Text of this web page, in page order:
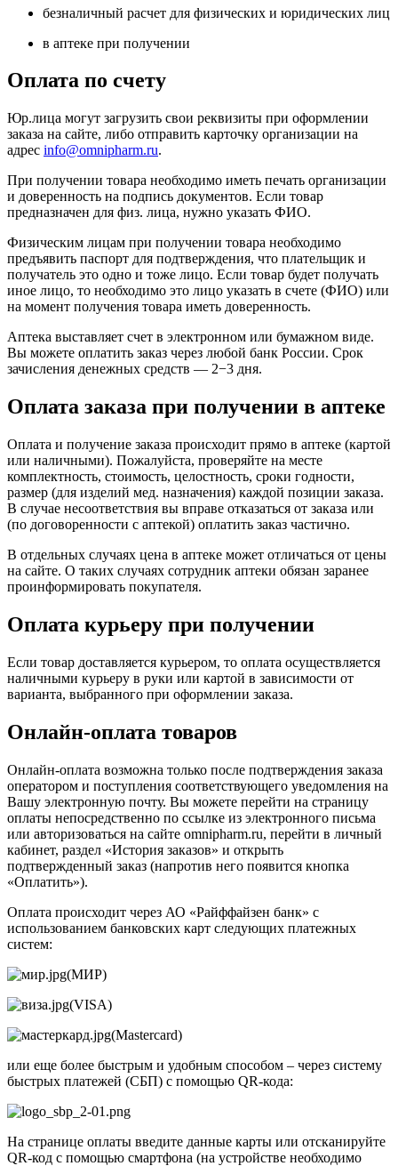
безналичный расчет для физических и юридических лиц
в аптеке при получении
Оплата по счету
Юр.лица могут загрузить свои реквизиты при оформлении
заказа на сайте, либо отправить карточку организации на
адрес info@omnipharm.ru.
При получении товара необходимо иметь печать организации
и доверенность на подпись документов. Если товар
предназначен для физ. лица, нужно указать ФИО.
Физическим лицам при получении товара необходимо
предъявить паспорт для подтверждения, что плательщик и
получатель это одно и тоже лицо. Если товар будет получать
иное лицо, то необходимо это лицо указать в счете (ФИО) или
на момент получения товара иметь доверенность.
Аптека выставляет счет в электронном или бумажном виде.
Вы можете оплатить заказ через любой банк России. Срок
зачисления денежных средств — 2−3 дня.
Оплата заказа при получении в аптеке
Оплата и получение заказа происходит прямо в аптеке (картой
или наличными). Пожалуйста, проверяйте на месте
комплектность, стоимость, целостность, сроки годности,
размер (для изделий мед. назначения) каждой позиции заказа.
В случае несоответствия вы вправе отказаться от заказа или
(по договоренности с аптекой) оплатить заказ частично.
В отдельных случаях цена в аптеке может отличаться от цены
на сайте. О таких случаях сотрудник аптеки обязан заранее
проинформировать покупателя.
Оплата курьеру при получении
Если товар доставляется курьером, то оплата осуществляется
наличными курьеру в руки или картой в зависимости от
варианта, выбранного при оформлении заказа.
Онлайн-оплата товаров
Онлайн-оплата возможна только после подтверждения заказа
оператором и поступления соответствующего уведомления на
Вашу электронную почту. Вы можете перейти на страницу
оплаты непосредственно по ссылке из электронного письма
или авторизоваться на сайте omnipharm.ru, перейти в личный
кабинет, раздел «История заказов» и открыть
подтвержденный заказ (напротив него появится кнопка
«Оплатить»).
Оплата происходит через АО «Райффайзен банк» с
использованием банковских карт следующих платежных
систем:
(МИР)
(VISA)
(Mastercard)
или еще более быстрым и удобным способом – через систему
быстрых платежей (СБП) с помощью QR-кода:
На странице оплаты введите данные карты или отсканируйте
QR-код с помощью смартфона (на устройстве необходимо